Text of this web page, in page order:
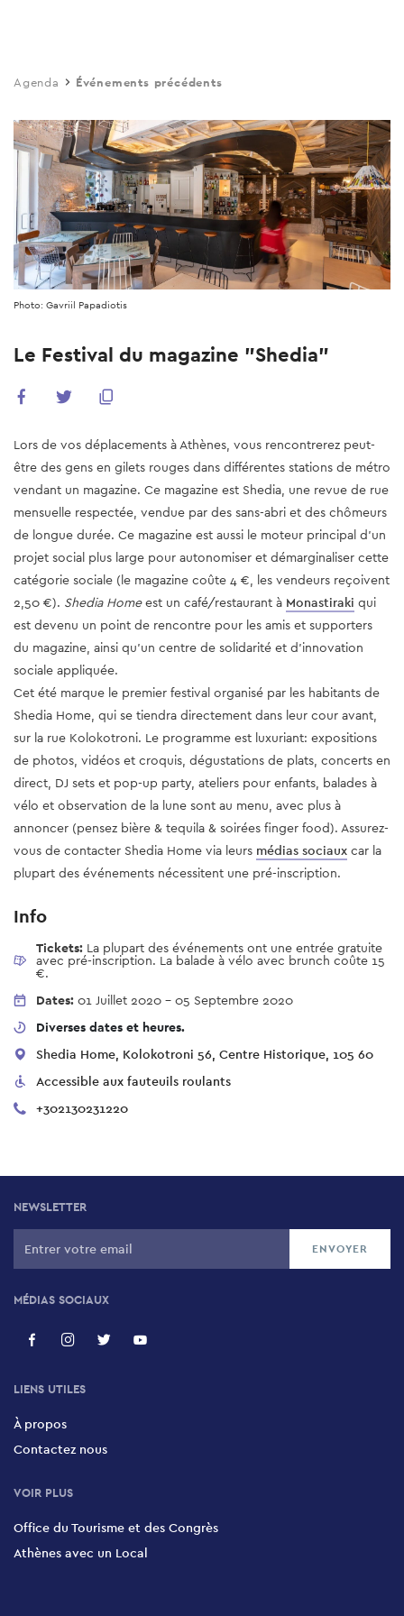
main
Agenda Événements précédents
Photo: Gavriil Papadiotis
Le Festival du magazine "Shedia"
Lors de vos déplacements à Athènes, vous rencontrerez peut-
être des gens en gilets rouges dans différentes stations de métro
vendant un magazine. Ce magazine est Shedia, une revue de rue
mensuelle respectée, vendue par des sans-abri et des chômeurs
de longue durée. Ce magazine est aussi le moteur principal d'un
projet social plus large pour autonomiser et démarginaliser cette
catégorie sociale (le magazine coûte 4 €, les vendeurs reçoivent
2,50 €). Shedia Homeest un café/restaurant à Monastiraki qui
est devenu un point de rencontre pour les amis et supporters
du magazine, ainsi qu'un centre de solidarité et d'innovation
sociale appliquée.
Cet été marque le premier festival organisé par les habitants de
Shedia Home, qui se tiendra directement dans leur cour avant,
sur la rue Kolokotroni. Le programme est luxuriant: expositions
de photos, vidéos et croquis, dégustations de plats, concerts en
direct, DJ sets et pop-up party, ateliers pour enfants, balades à
vélo et observation de la lune sont au menu, avec plus à
annoncer (pensez bière & tequila & soirées finger food). Assurez-
vous de contacter Shedia Home via leurs médias sociaux car la
plupart des événements nécessitent une pré-inscription.
Info
Tickets: La plupart des événements ont une entrée gratuite
avec pré-inscription. La balade à vélo avec brunch coûte 15
€.
Dates: 01 Juillet 2020 - 05 Septembre 2020
Diverses dates et heures.
Shedia Home, Kolokotroni 56, Centre Historique, 105 60
Accessible aux fauteuils roulants
+302130231220
NEWSLETTER
MÉDIAS SOCIAUX
LIENS UTILES
À propos
Contactez nous
VOIR PLUS
Office du Tourisme et des Congrès
Athènes avec un Local